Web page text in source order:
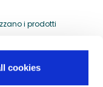
cookies
i prodotti